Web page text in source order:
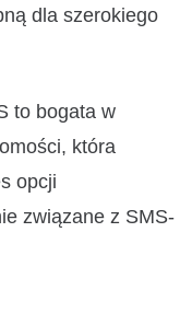
dla szerokiego
to bogata w
która
opcji
związane z SMS-